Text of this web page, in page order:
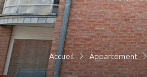
Accueil Appartement